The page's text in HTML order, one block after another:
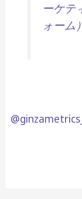
ーケテ
ォーム）